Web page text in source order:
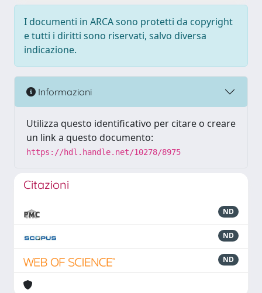
I documenti in ARCA sono protetti da copyright
e tutti i diritti sono riservati, salvo diversa
indicazione.
Informazioni
Utilizza questo identificativo per citare o creare
un link a questo documento:
https://hdl.handle.net/10278/8975
Citazioni
ND
ND
ND